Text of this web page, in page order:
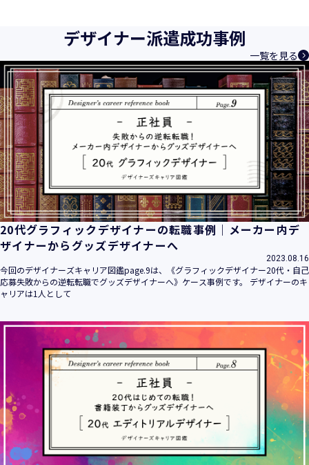
様、お取引先関係者の個人情報及び特定個人情報などを、人
材派遣サービス、人材紹介サービス、請負サービス、その
他、利用者の皆さまの「活躍の場の創造」と「就業の機会の
創出」に利用しています。また、従業者の情報及び特定個人
情報などを従業者管理に利用します。これらから当社にとっ
て個人情報及び特定個人情報の保護が重大な責務であると同
時に、個人情報などの保護を徹底することは企業の社会的責
務と認識しております。そこで、個人情報保護理念と自ら定
めた行動規範に基づき、社会的使命を十分に認識し、本人の
権利の保護、個人情報に関する法規制等を遵守致します。
また、以下に示す方針を具現化するための個人情報保護マネ
ジメントシステムを構築し、最新のＩＴ技術の動向、社会的
要請の変化、経営環境の変動等を常に認識しながら、その継
続的改善に、全社を挙げて取り組むことをここに宣言致しま
す。
当社は、事業の目的に適切な個人情報の取得・利用及び提供
を行い、特定された利用目的の達成に必要な範囲を超えた個
人情報の取扱いを行いません。また、そのための措置を講じ
当社は個人情報の取扱いに関する法令、国が定める指針その
他の規範を遵守致します。
当社は個人情報の漏えい、滅失、き損などのリスクに対して
は、合理的な安全対策を講じて防止する規程、体制を構築
し、継続的に向上させていきます。また、万一の際には速や
かに是正措置を講じます。
当社は個人情報取扱いに関する苦情及び相談に対しては、迅
速かつ誠実に対応致します。
個人情報保護マネジメントシステムは、当社を取り巻く環境
の変化と実情を踏まえ、適時・適切に見直して継続的に改善
デザイナー派遣成功事例
一覧を見る
20代グラフィックデザイナーの転職事例｜メーカー内デ
ザイナーからグッズデザイナーへ
2023.08.16
今回のデザイナーズキャリア図鑑page.9は、《グラフィックデザイナー20代・自己
応募失敗からの逆転転職でグッズデザイナーへ》ケース事例です。 デザイナーのキ
ャリアは1人として